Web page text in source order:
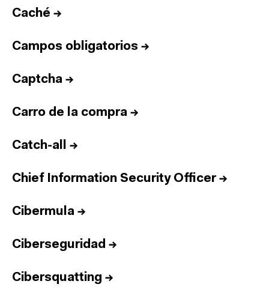
Caché →
Campos obligatorios →
Captcha →
Carro de la compra →
Catch-all →
Chief Information Security Officer→
Cibermula →
Ciberseguridad →
Cibersquatting →